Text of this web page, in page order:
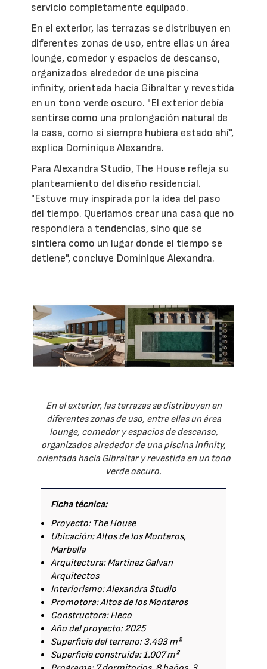
servicio completamente equipado.
En el exterior, las terrazas se distribuyen en
diferentes zonas de uso, entre ellas un área
lounge, comedor y espacios de descanso,
organizados alrededor de una piscina
infinity, orientada hacia Gibraltar y revestida
en un tono verde oscuro. "El exterior debía
sentirse como una prolongación natural de
la casa, como si siempre hubiera estado ahí",
explica Dominique Alexandra.
Para Alexandra Studio, The House refleja su
planteamiento del diseño residencial.
"Estuve muy inspirada por la idea del paso
del tiempo. Queríamos crear una casa que no
respondiera a tendencias, sino que se
sintiera como un lugar donde el tiempo se
detiene", concluye Dominique Alexandra.
En el exterior, las terrazas se distribuyen en
diferentes zonas de uso, entre ellas un área
lounge, comedor y espacios de descanso,
organizados alrededor de una piscina infinity,
orientada hacia Gibraltar y revestida en un tono
verde oscuro.
Ficha técnica:
Proyecto: The House
Ubicación: Altos de los Monteros,
Marbella
Arquitectura: Martinez Galvan
Arquitectos
Interiorismo: Alexandra Studio
Promotora: Altos de los Monteros
Constructora: Heco
Año del proyecto: 2025
Superficie del terreno: 3.493 m²
Superficie construida: 1.007 m²